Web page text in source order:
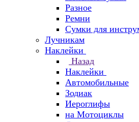
Разное
Ремни
Сумки для
Лучникам
Наклейки
Назад
Наклейки
Автомобильные
Зодиак
Иероглифы
на Мотоциклы